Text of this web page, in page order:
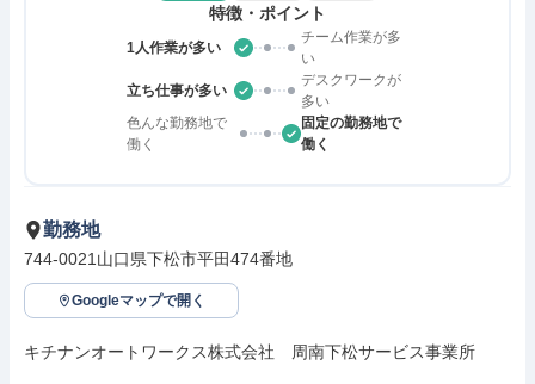
特徴・ポイント
1人作業が多い
チーム作業が多
い
立ち仕事が多い
デスクワークが
多い
色んな勤務地で
働く
固定の勤務地で
働く
勤務地
744-0021山口県下松市平田474番地
Googleマップで開く
キチナンオートワークス株式会社　周南下松サービス事業所